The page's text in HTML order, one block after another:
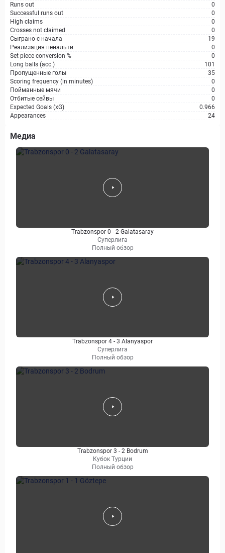
Runs out
0
Successful runs out
0
High claims
0
Crosses not claimed
0
Сыграно с начала
19
Реализация пенальти
0
Set piece conversion %
0
Long balls (acc.)
101
Пропущенные голы
35
Scoring frequency (in minutes)
0
Пойманные мячи
0
Отбитые сейвы
0
Expected Goals (xG)
0.966
Appearances
24
Медиа
Trabzonspor 0 - 2 Galatasaray
Суперлига
Полный обзор
Trabzonspor 4 - 3 Alanyaspor
Суперлига
Полный обзор
Trabzonspor 3 - 2 Bodrum
Кубок Турции
Полный обзор